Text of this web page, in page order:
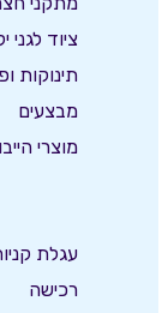
ציוד לגני
תינוקות
מבצעים
מוצרי
עגלת
רכישה